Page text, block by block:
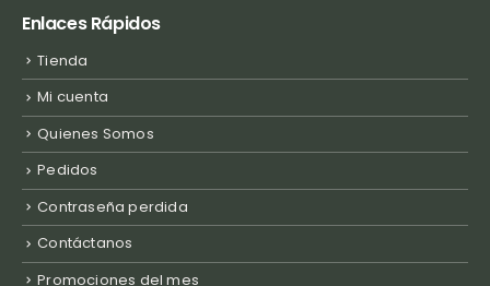
Enlaces Rápidos
Tienda
Mi cuenta
Quienes Somos
Pedidos
Contraseña perdida
Contáctanos
Promociones del mes